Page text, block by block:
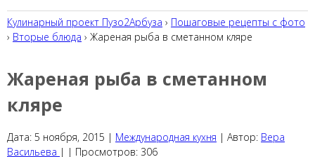
Кулинарный проект Пузо2Aрбуза › Пошаговые рецепты с фото
› Вторые блюда › Жареная рыба в сметанном кляре
Жареная рыба в сметанном
кляре
Дата: 5 ноября, 2015 | Международная кухня | Автор: Вера
Васильева | | Просмотров: 306